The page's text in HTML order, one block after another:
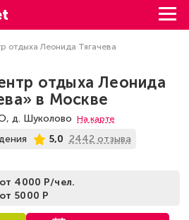
отдыха Леонида Тягачева
отдыха Леонида
в Москве
д. Шуколово На карте
5,0 2442 отзыва
4000 Р/чел.
5000 Р